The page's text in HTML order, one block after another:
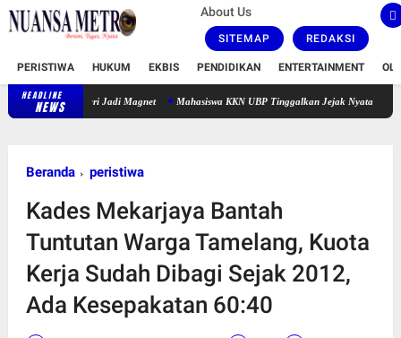
About Us
SITEMAP REDAKSI
PERISTIWA HUKUM EKBIS PENDIDIKAN ENTERTAINMENT
HEADLINE
NEWS
Negeri Jadi Magnet Mahasiswa KKN UBP Tinggalkan Jejak Nyata di Kutanegara,
Beranda peristiwa
Kades Mekarjaya Bantah
Tuntutan Warga Tamelang, Kuota
Kerja Sudah Dibagi Sejak 2012,
Ada Kesepakatan 60:40